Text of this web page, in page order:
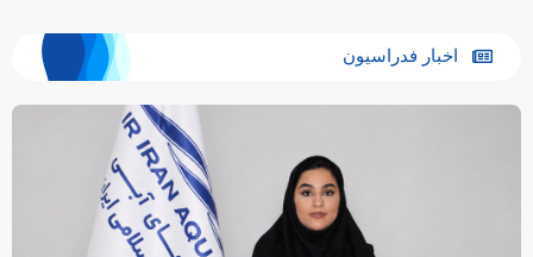
اخبار فدراسیون